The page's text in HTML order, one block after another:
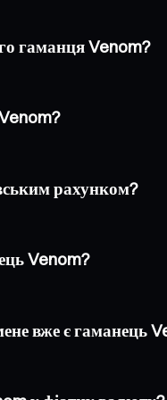
гаманця Venom?
рахунком?
Venom?
вже є гаманець